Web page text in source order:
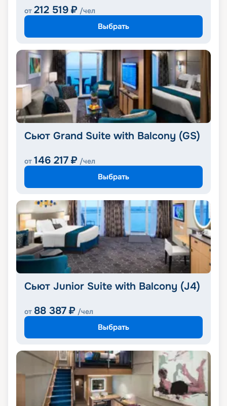
от 212 519 ₽ /чел
Выбрать
Сьют Grand Suite with Balcony (GS)
от 146 217 ₽ /чел
Выбрать
Сьют Junior Suite with Balcony (J4)
от 88 387 ₽ /чел
Выбрать